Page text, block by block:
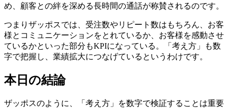
め、顧客との絆を深める長時間の通話が称賛されるのです。
つまりザッポスでは、受注数やリピート数はもちろん、お客
様とコミュニケーションをとれているか、お客様を感動させ
ているかといった部分もKPIになっている。「考え方」も数
字で把握し、業績拡大につなげているというわけです。
本日の結論
ザッポスのように、「考え方」を数字で検証することは重要